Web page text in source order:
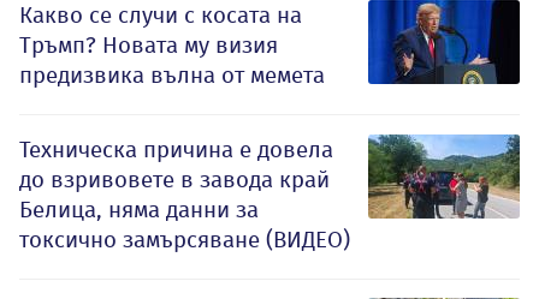
Какво се случи с косата на
Тръмп? Новата му визия
предизвика вълна от мемета
Техническа причина е довела
до взривовете в завода край
Белица, няма данни за
токсично замърсяване (ВИДЕО)